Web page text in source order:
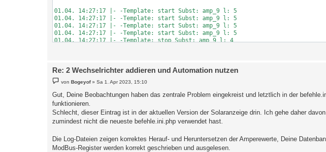
01.04. 14:27:17 |- -Template: start Subst: amp_9 l: 5
01.04. 14:27:17 |- -Template: start Subst: amp_9 l: 5
01.04. 14:27:17 |- -Template: start Subst: amp_9 l: 5
01.04. 14:27:17 |- -Template: start Subst: amp_9 l: 5
01.04. 14:27:17 |- -Template: stop Subst: amp_9 l: 4
01.04. 14:27:17 |- -Template: amp_## Subst: amp_9 l: 6
01.04. 14:27:17 |- -Template: amp_## Subst: amp_9 l: 6
01.04. 14:27:17 |- -Template: amp_## Subst: amp_9 l: 6
01.04. 14:27:17 |- -Template: amp_## Subst: amp_# l: 6
01.04. 14:27:17    -Stromänderung auf 9 Ampere.
Re: 2 Wechselrichter addieren und Automation nutzen
e
t
r
a
g
vonBogeyof»Sa 1. Apr 2023, 15:10
Gut, Deine Beobachtungen haben das zentrale Problem eingekreist und letztlich in der
funktionieren.
Schlecht, dieser Eintrag ist in der aktuellen Version der Solaranzeige drin. Ich gehe daher
zumindest nicht die neueste befehle.ini.php verwendet hast.
Die Log-Dateien zeigen korrektes Herauf- und Heruntersetzen der Amperewerte, Deine
ModBus-Register werden korrekt geschrieben und ausgelesen.